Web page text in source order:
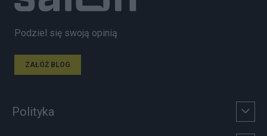
Podziel się swoją opinią
ZAŁÓŻ BLOG
Polityka